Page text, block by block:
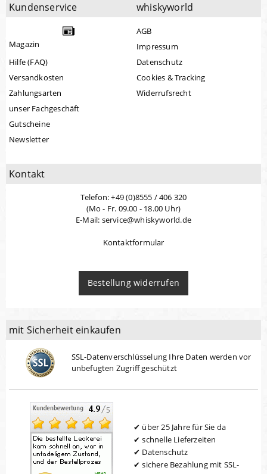
Kundenservice
Magazin
Hilfe (FAQ)
Versandkosten
Zahlungsarten
unser Fachgeschäft
Gutscheine
Newsletter
whiskyworld
AGB
Impressum
Datenschutz
Cookies & Tracking
Widerrufsrecht
Kontakt
Telefon: +49 (0)8555 / 406 320
(Mo - Fr. 09.00 - 18.00 Uhr)
E-Mail: service@whiskyworld.de
Kontaktformular
Bestellung widerrufen
mit Sicherheit einkaufen
SSL-Datenverschlüsselung Ihre Daten werden vor
unbefugten Zugriff geschützt
über 25 Jahre für Sie da
schnelle Lieferzeiten
Datenschutz
sichere Bezahlung mit SSL-